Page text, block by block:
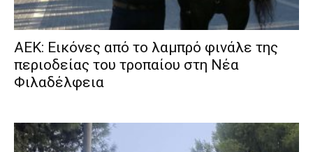
ΑΕΚ: Εικόνες από το λαμπρό φινάλε της
περιοδείας του τροπαίου στη Νέα
Φιλαδέλφεια